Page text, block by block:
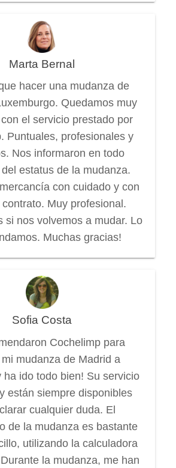
Marta Bernal
hacer una mudanza de
Quedamos muy
el servicio prestado por
Puntuales, profesionales y
Nos informaron en todo
estatus de la mudanza.
con cuidado y con
Muy profesional.
si nos volvemos a mudar. Lo
Muchas gracias!
Sofia Costa
Cochelimp para
mudanza de Madrid a
ha ido todo bien! Su servicio
están siempre disponibles
cualquier duda. El
de la mudanza es bastante
utilizando la calculadora
la mudanza, me han